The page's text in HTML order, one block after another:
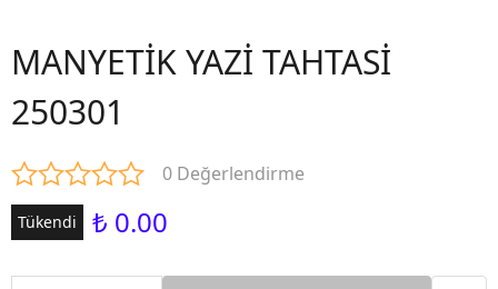
MANYETİK YAZİ TAHTASİ
250301
0 Değerlendirme
Tükendi ₺ 0.00